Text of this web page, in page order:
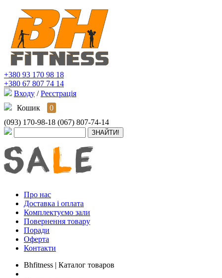
+380 93 170 98 18
+380 67 807 74 14
Входу / Реєстрація
Кошик
0
(093) 170-98-18 (067) 807-74-14
Про нас
Доставка і оплата
Комплектуємо зали
Повернення товару
Поради
Оферта
Контакти
Bhfitness | Каталог товаров